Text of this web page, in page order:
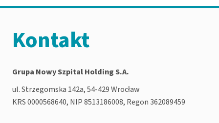
Kontakt
Grupa Nowy Szpital Holding S.A.
ul. Strzegomska 142a, 54-429 Wrocław
KRS 0000568640, NIP 8513186008, Regon 362089459